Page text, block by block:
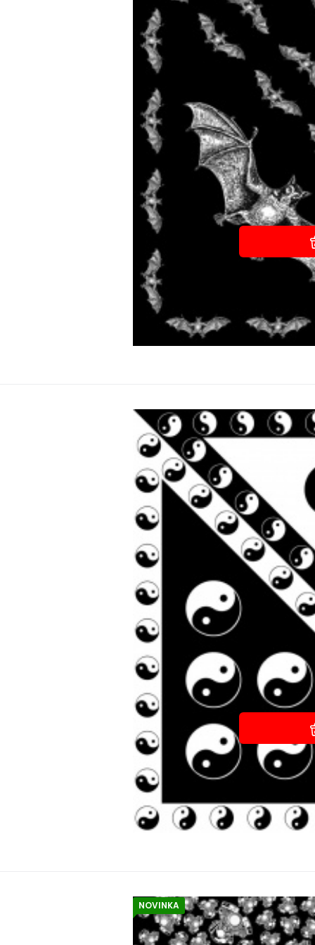
Šátek
Velký (80x80 cm) bavlněný šátek
NOVINKA
Velký (80x80 cm) bavlněný šátek